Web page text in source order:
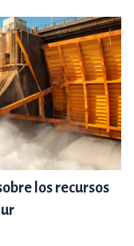
los recursos